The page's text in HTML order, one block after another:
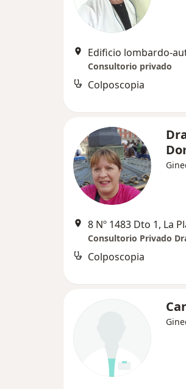
Consultorio privado
Colposcopia
8 Nº 1483 Dto 1, La
Consultorio Privado
Colposcopia